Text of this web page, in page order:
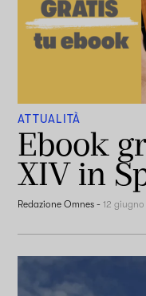
ATTUALITÀ
Ebook
XIV in
Redazione Omnes -12